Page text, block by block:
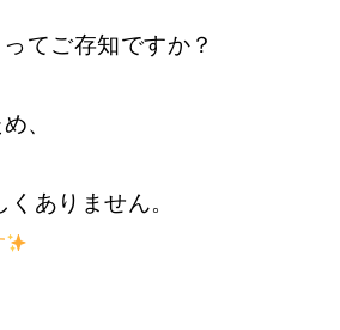
ってご存知ですか？
、
ありません。